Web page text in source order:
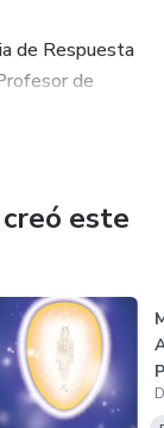
de Respuesta
de
Sanación
- Master
Akashicos -
este